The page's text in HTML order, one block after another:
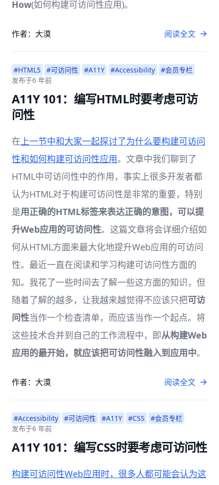
How(如何构建可访问性应用)。
作者：大漠 阅读全文
#HTML5 #可访问性 #A11Y #Accessibility
#会员专栏
发布于6 年前
A11Y 101：编写HTML时要考虑可访
问性
在上一节中和大家一起探讨了为什么要构建可访问
性和如何构建可访问性应用。文章中我们聊到了
HTML中可访问性中的作用，事实上很多开发者都
认为HTML对于构建可访问性是非常的重要，特别
是用正确的HTML标签来表达正确的意图，可以提
升Web应用的可访问性。这篇文章将会详细介绍如
何从HTML方面来最大化地提升Web应用的可访问
性。最近一直在阅读和学习构建可访问性方面的
知。我花了一些时间去了解一些这方面的知识，但
随着了解的越多，让我越来越觉得不应该只把可访
问性当作一个检查清单，而应该当作一个起点。将
这些技术合并到自己的工作流程中，即从构建Web
应用的最开始，就应该把可访问性融入到应用中。
作者：大漠 阅读全文
#Accessibility #可访问性 #A11Y #CSS
#会员专栏
发布于6 年前
A11Y 101：编写CSS时要考虑可访问性
构建可访问性Web应用时，很多人都可能会认为这